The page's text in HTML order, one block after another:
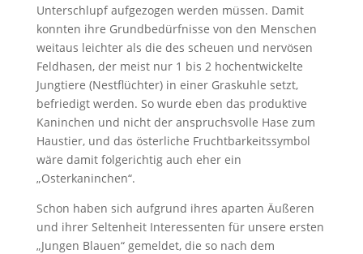
Unterschlupf aufgezogen werden müssen. Damit
konnten ihre Grundbedürfnisse von den Menschen
weitaus leichter als die des scheuen und nervösen
Feldhasen, der meist nur 1 bis 2 hochentwickelte
Jungtiere (Nestflüchter) in einer Graskuhle setzt,
befriedigt werden. So wurde eben das produktive
Kaninchen und nicht der anspruchsvolle Hase zum
Haustier, und das österliche Fruchtbarkeitssymbol
wäre damit folgerichtig auch eher ein
„Osterkaninchen“.
Schon haben sich aufgrund ihres aparten Äußeren
und ihrer Seltenheit Interessenten für unsere ersten
„Jungen Blauen“ gemeldet, die so nach dem